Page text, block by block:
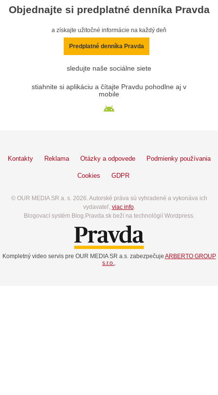
Objednajte si predplatné denníka Pravda
a získajte užitočné informácie na každý deň
Predplatné denníka Pravda
sledujte naše sociálne siete
stiahnite si aplikáciu a čítajte Pravdu pohodlne aj v
mobile
Kontakty Reklama Otázky a odpovede Podmienky používania
Cookies GDPR
© OUR MEDIA SR a. s. 2026. Autorské práva sú vyhradené a vykonáva ich
vydavateľ, viac info.
Blogovací systém Blog.Pravda.sk beží na technológií Wordpress.
Kompletný video servis pre OUR MEDIA SR a.s. zabezpečuje ARBERTO GROUP
s.r.o.